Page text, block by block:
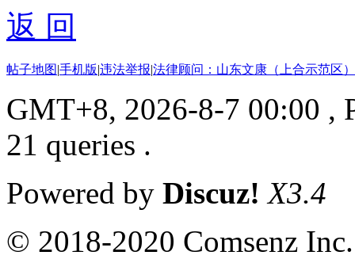
返 回
帖子地图|手机版|违法举报|法律顾问：山东文康（上合示范区
GMT+8, 2026-8-7 00:00 ,
21 queries .
Powered by Discuz! X3.4
© 2018-2020 Comsenz Inc.